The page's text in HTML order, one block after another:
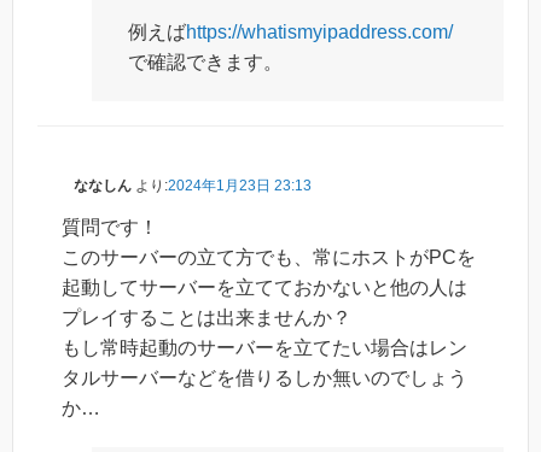
例えばhttps://whatismyipaddress.com/
で確認できます。
ななしん より:2024年1月23日 23:13
質問です！
このサーバーの立て方でも、常にホストがPCを
起動してサーバーを立てておかないと他の人は
プレイすることは出来ませんか？
もし常時起動のサーバーを立てたい場合はレン
タルサーバーなどを借りるしか無いのでしょう
か…